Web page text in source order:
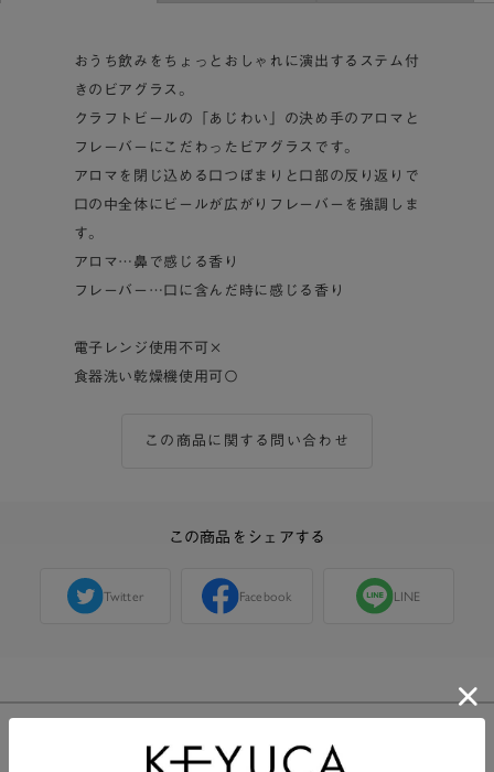
おうち飲みをちょっとおしゃれに演出するステム付
きのビアグラス。
クラフトビールの「あじわい」の決め手のアロマと
フレーバーにこだわったビアグラスです。
アロマを閉じ込める口つぼまりと口部の反り返りで
口の中全体にビールが広がりフレーバーを強調しま
す。
アロマ…鼻で感じる香り
フレーバー…口に含んだ時に感じる香り
電子レンジ使用不可×
食器洗い乾燥機使用可〇
この商品に関する問い合わせ
この商品をシェアする
Twitter Facebook LINE
購入した人のレビュー